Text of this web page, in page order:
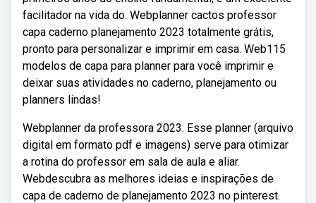
facilitador na vida do. Webplanner cactos professor
capa caderno planejamento 2023 totalmente grátis,
pronto para personalizar e imprimir em casa. Web115
modelos de capa para planner para você imprimir e
deixar suas atividades no caderno, planejamento ou
planners lindas!
Webplanner da professora 2023. Esse planner (arquivo
digital em formato pdf e imagens) serve para otimizar
a rotina do professor em sala de aula e aliar.
Webdescubra as melhores ideias e inspirações de
capa de caderno de planejamento 2023 no pinterest.